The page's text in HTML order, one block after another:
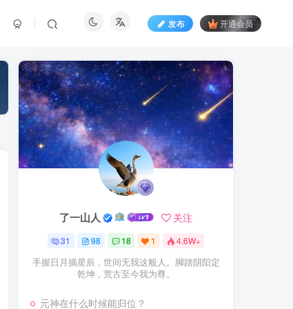
发布 开通会员
了一山人 关注
31 98 18 1 4.6W+
手握日月摘星辰 , 世间无我这般人。脚踏阴阳定
乾坤 , 荒古至今我为尊。
元神在什么时候能归位？